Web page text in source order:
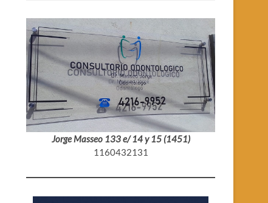
Jorge Masseo 133 e/ 14 y 15 (1451)
1160432131